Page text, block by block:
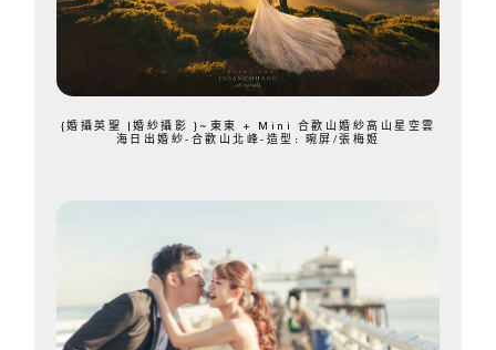
{婚攝英聖 |婚紗攝影 }~東東 + Mini 合歡山婚紗高山星空雲
海日出婚紗-合歡山北峰-造型: 晼屏/張梅姬